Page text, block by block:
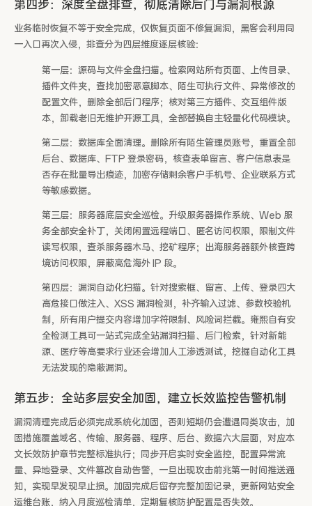
第四步：深度全盘排查，彻底清除后门与漏洞根源
业务临时恢复不等于安全完成，仅恢复页面不修复漏洞，黑客会利用同
一入口再次入侵，排查分为四层维度逐层核验：
第一层：源码与文件全盘扫描。检索网站所有页面、上传目录、
插件文件夹，查找加密恶意脚本、陌生可执行文件、异常修改的
配置文件，删除全部后门程序；核对第三方插件、交互组件版
本，卸载老旧无维护开源工具，全部替换自主轻量化代码模块。
第二层：数据库全面清理。删除所有陌生管理员账号，重置全部
后台、数据库、FTP 登录密码，核查表单留言、客户信息表是
否存在批量导出痕迹，加密存储剩余客户手机号、企业联系方式
等敏感数据。
第三层：服务器底层安全巡检。升级服务器操作系统、Web 服
务全部安全补丁，关闭闲置远程端口、匿名访问权限，限制文件
读写权限，查杀服务器木马、挖矿程序；出海服务器额外核查跨
境访问权限，屏蔽高危海外 IP 段。
第四层：漏洞自动化扫描。针对搜索框、留言、上传、登录四大
高危接口做注入、XSS 漏洞检测，补齐输入过滤、参数校验机
制，所有用户提交内容增加字符限制、风险词拦截。雍熙自有安
全检测工具可一站式完成全站漏洞扫描、后门检索，针对新能
源、医疗等高要求行业还会增加人工渗透测试，挖掘自动化工具
无法发现的隐蔽漏洞。
第五步：全站多层安全加固，建立长效监控告警机制
漏洞清理完成后必须完成系统化加固，否则短期仍会遭遇同类攻击，加
固措施覆盖域名、传输、服务器、程序、后台、数据六大层面，对应本
文长效防护章节完整标准执行；同步开启实时安全监控，配置异常流
量、异地登录、文件篡改自动告警，一旦出现攻击前兆第一时间推送通
知，实现早发现早止损。加固完成后留存完整加固记录，更新网站安全
运维台账，纳入月度巡检清单，定期复核防护配置是否失效。